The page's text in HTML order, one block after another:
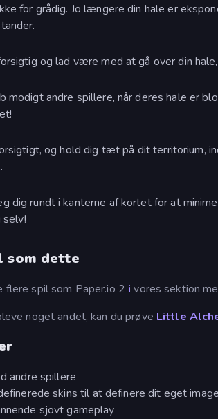
for grådig. Jo længere din hale er
og lad være med at gå over din
modigt andre spillere, når deres hale er
og hold dig tæt på dit territorium,
dig rundt i kanterne af kortet for at
som dette
flere spil som Paper.io 2 i vores sektion
noget andet, kan du prøve Little
andre spillere
skins til at definere dit eget image
sjovt gameplay